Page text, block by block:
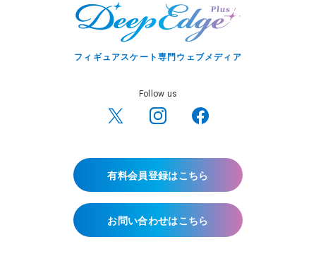
フィギュアスケート専門ウェブメディア
Follow us
有料会員登録はこちら
お問い合わせはこちら